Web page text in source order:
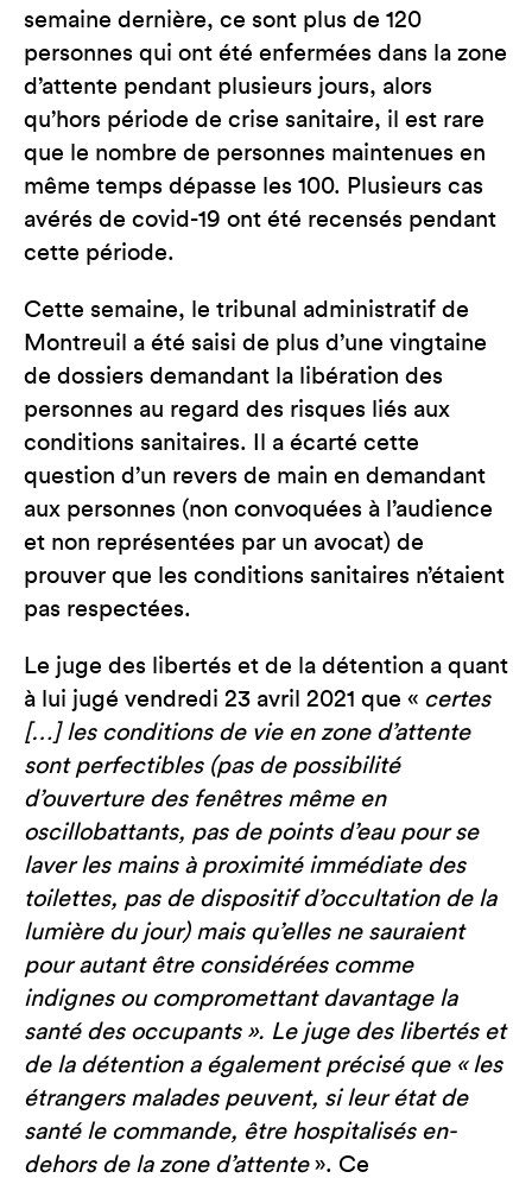
semaine dernière, ce sont plus de 120
personnes qui ont été enfermées dans la zone
d’attente pendant plusieurs jours, alors
qu’hors période de crise sanitaire, il est rare
que le nombre de personnes maintenues en
même temps dépasse les 100. Plusieurs cas
avérés de covid-19 ont été recensés pendant
cette période.
Cette semaine, le tribunal administratif de
Montreuil a été saisi de plus d’une vingtaine
de dossiers demandant la libération des
personnes au regard des risques liés aux
conditions sanitaires. Il a écarté cette
question d’un revers de main en demandant
aux personnes (non convoquées à l’audience
et non représentées par un avocat) de
prouver que les conditions sanitaires n’étaient
pas respectées.
Le juge des libertés et de la détention a quant
à lui jugé vendredi 23 avril 2021 que « certes
[…] les conditions de vie en zone d’attente
sont perfectibles (pas de possibilité
d’ouverture des fenêtres même en
oscillobattants, pas de points d’eau pour se
laver les mains à proximité immédiate des
toilettes, pas de dispositif d’occultation de la
lumière du jour) mais qu’elles ne sauraient
pour autant être considérées comme
indignes ou compromettant davantage la
santé des occupants ». Le juge des libertés et
de la détention a également précisé que « les
étrangers malades peuvent, si leur état de
santé le commande, être hospitalisés en-
dehors de la zone d’attente». Ce